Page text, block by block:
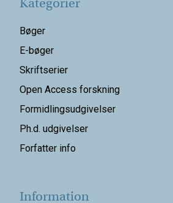
Bøger
E-bøger
Skriftserier
Open Access forskning
Formidlingsudgivelser
Ph.d. udgivelser
Forfatter info
Information